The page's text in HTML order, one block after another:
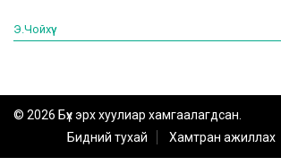
Э.Чойхүү
© 2026 Бүх эрх хуулиар хамгаалагдсан.
Бидний тухай
Хамтран ажиллах